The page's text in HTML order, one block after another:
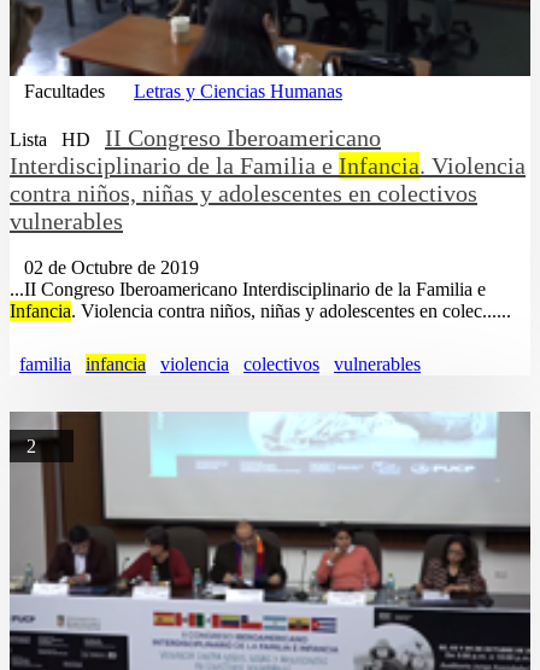
Facultades Letras y Ciencias Humanas
Lista HD
II Congreso Iberoamericano
Interdisciplinario de la Familia e Infancia. Violencia
contra niños, niñas y adolescentes en colectivos
vulnerables
02 de Octubre de 2019
...II Congreso Iberoamericano Interdisciplinario de la Familia e
Infancia. Violencia contra niños, niñas y adolescentes en colec......
familia infancia violencia colectivos vulnerables
2